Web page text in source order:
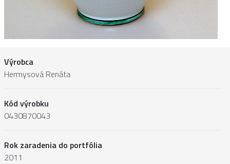
Výrobca
Hermysová Renáta
Kód výrobku
0430870043
Rok zaradenia do portfólia
2011